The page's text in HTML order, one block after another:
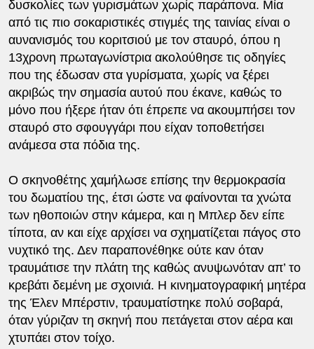
δυσκολίες των γυρισμάτων χωρίς παράπονα. Μία
από τις πιο σοκαριστικές στιγμές της ταινίας είναι ο
αυνανισμός του κοριτσιού με τον σταυρό, όπου η
13χρονη πρωταγωνίστρια ακολούθησε τις οδηγίες
που της έδωσαν στα γυρίσματα, χωρίς να ξέρει
ακριβώς την σημασία αυτού που έκανε, καθώς το
μόνο που ήξερε ήταν ότι έπρεπε να ακουμπήσει τον
σταυρό στο σφουγγάρι που είχαν τοποθετήσει
ανάμεσα στα πόδια της.
Ο σκηνοθέτης χαμήλωσε επίσης την θερμοκρασία
του δωματίου της, έτσι ώστε να φαίνονται τα χνώτα
των ηθοποιών στην κάμερα, και η Μπλερ δεν είπε
τίποτα, αν και είχε αρχίσει να σχηματίζεται πάγος στο
νυχτικό της. Δεν παραπονέθηκε ούτε καν όταν
τραυμάτισε την πλάτη της καθώς ανυψωνόταν απ’ το
κρεβάτι δεμένη με σχοινιά. Η κινηματογραφική μητέρα
της Έλεν Μπέρστιν, τραυματίστηκε πολύ σοβαρά,
όταν γύριζαν τη σκηνή που πετάγεται στον αέρα και
χτυπάει στον τοίχο.